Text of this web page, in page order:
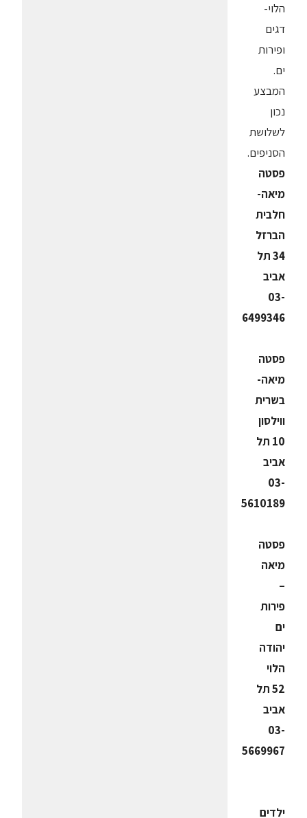
הלוי-
דגים
ופירות
ים.
המבצע
נכון
לשלושת
הסניפים.
פסטה
מיאה-
חלבית
הברזל
34 תל
אביב
03-
6499346
פסטה
מיאה-
בשרית
ווילסון
10 תל
אביב
03-
5610189
פסטה
מיאה
–
פירות
ים
יהודה
הלוי
52 תל
אביב
03-
5669967
ילדים